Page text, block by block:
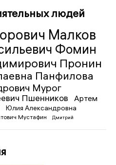
людей
Малков
Фомин
Пронин
Панфилова
Мурог
Пшенников
Артем
Юлия Александровна
Мустафин
Дмитрий